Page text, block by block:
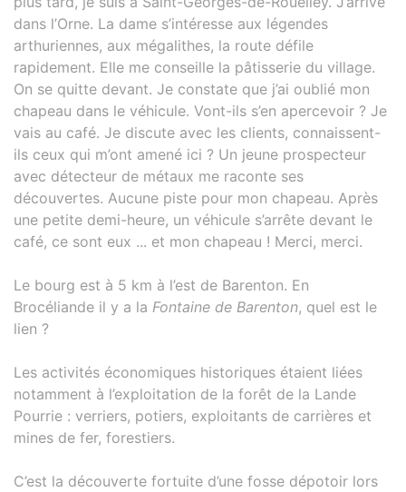
dans l’Orne. La dame s’intéresse aux légendes
arthuriennes, aux mégalithes, la route défile
rapidement. Elle me conseille la pâtisserie du village.
On se quitte devant. Je constate que j’ai oublié mon
chapeau dans le véhicule. Vont-ils s’en apercevoir ? Je
vais au café. Je discute avec les clients, connaissent-
ils ceux qui m’ont amené ici ? Un jeune prospecteur
avec détecteur de métaux me raconte ses
découvertes. Aucune piste pour mon chapeau. Après
une petite demi-heure, un véhicule s’arrête devant le
café, ce sont eux ... et mon chapeau ! Merci, merci.
Le bourg est à 5 km à l’est de Barenton. En
Brocéliande il y a la Fontaine de Barenton, quel est le
lien ?
Les activités économiques historiques étaient liées
notamment à l’exploitation de la forêt de la Lande
Pourrie : verriers, potiers, exploitants de carrières et
mines de fer, forestiers.
C’est la découverte fortuite d’une fosse dépotoir lors